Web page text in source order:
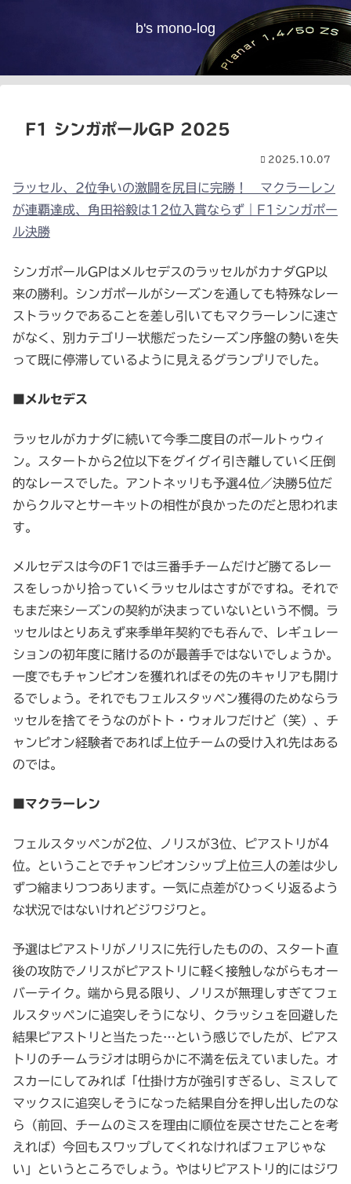
b's mono-log
F1 シンガポールGP 2025
2025.10.07
ラッセル、2位争いの激闘を尻目に完勝！ マクラーレン
が連覇達成、角田裕毅は12位入賞ならず｜F1シンガポー
ル決勝
シンガポールGPはメルセデスのラッセルがカナダGP以
来の勝利。シンガポールがシーズンを通しても特殊なレー
ストラックであることを差し引いてもマクラーレンに速さ
がなく、別カテゴリー状態だったシーズン序盤の勢いを失
って既に停滞しているように見えるグランプリでした。
■メルセデス
ラッセルがカナダに続いて今季二度目のポールトゥウィ
ン。スタートから2位以下をグイグイ引き離していく圧倒
的なレースでした。アントネッリも予選4位／決勝5位だ
からクルマとサーキットの相性が良かったのだと思われま
す。
メルセデスは今のF1では三番手チームだけど勝てるレー
スをしっかり拾っていくラッセルはさすがですね。それで
もまだ来シーズンの契約が決まっていないという不憫。ラ
ッセルはとりあえず来季単年契約でも吞んで、レギュレー
ションの初年度に賭けるのが最善手ではないでしょうか。
一度でもチャンピオンを獲れればその先のキャリアも開け
るでしょう。それでもフェルスタッペン獲得のためならラ
ッセルを捨てそうなのがトト・ウォルフだけど（笑）、チ
ャンピオン経験者であれば上位チームの受け入れ先はある
のでは。
■マクラーレン
フェルスタッペンが2位、ノリスが3位、ピアストリが4
位。ということでチャンピオンシップ上位三人の差は少し
ずつ縮まりつつあります。一気に点差がひっくり返るよう
な状況ではないけれどジワジワと。
予選はピアストリがノリスに先行したものの、スタート直
後の攻防でノリスがピアストリに軽く接触しながらもオー
バーテイク。端から見る限り、ノリスが無理しすぎてフェ
ルスタッペンに追突しそうになり、クラッシュを回避した
結果ピアストリと当たった…という感じでしたが、ピアス
トリのチームラジオは明らかに不満を伝えていました。オ
スカーにしてみれば「仕掛け方が強引すぎるし、ミスして
マックスに追突しそうになった結果自分を押し出したのな
ら（前回、チームのミスを理由に順位を戻させたことを考
えれば）今回もスワップしてくれなければフェアじゃな
い」というところでしょう。やはりピアストリ的にはジワ